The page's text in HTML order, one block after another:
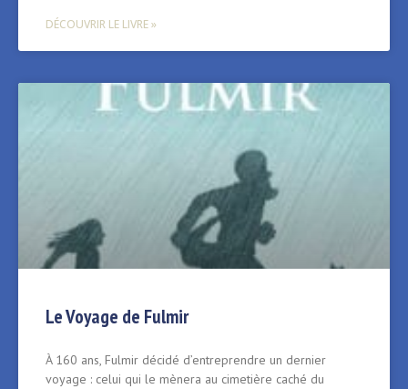
DÉCOUVRIR LE LIVRE »
Le Voyage de Fulmir
À 160 ans, Fulmir décidé d’entreprendre un dernier
voyage : celui qui le mènera au cimetière caché du